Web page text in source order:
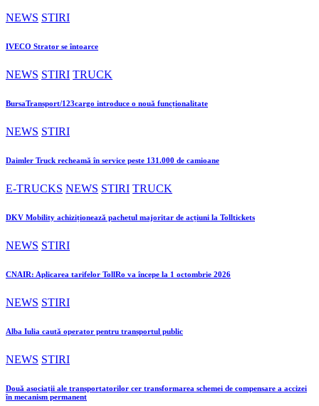
NEWS STIRI
IVECO Strator se întoarce
NEWS STIRI TRUCK
BursaTransport/123cargo introduce o nouă funcționalitate
NEWS STIRI
Daimler Truck recheamă în service peste 131.000 de camioane
E-TRUCKS NEWS STIRI TRUCK
DKV Mobility achiziționează pachetul majoritar de acțiuni la Tolltickets
NEWS STIRI
CNAIR: Aplicarea tarifelor TollRo va începe la 1 octombrie 2026
NEWS STIRI
Alba Iulia caută operator pentru transportul public
NEWS STIRI
Două asociații ale transportatorilor cer transformarea schemei de compensare a accizei
în mecanism permanent